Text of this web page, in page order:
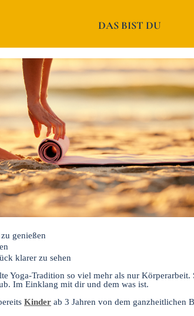
DAS BIST DU
genießen
klarer zu sehen
Yoga-Tradition so viel mehr als nur
Im Einklang mit dir und dem was ist.
Kinder ab 3 Jahren von dem ganzheitlichen